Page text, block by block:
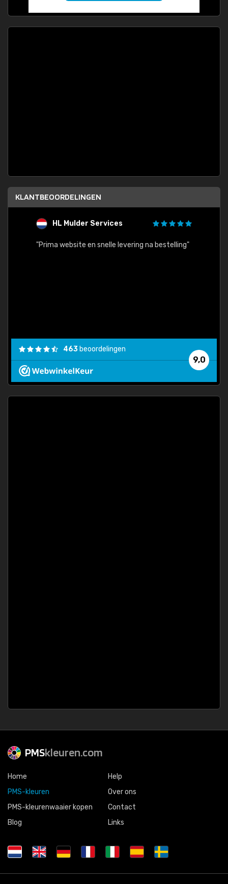
KLANTBEOORDELINGEN
HL Mulder Services
"Prima website en snelle levering na bestelling"
9,0
463 beoordelingen
PMSkleuren.com
Home
PMS-kleuren
PMS-kleurenwaaier kopen
Blog
Help
Over ons
Contact
Links